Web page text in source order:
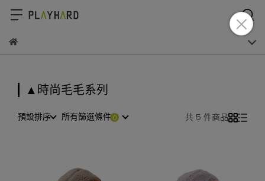
▲時尚毛毛系列
預設排序 所有篩選條件 共 5 件商品